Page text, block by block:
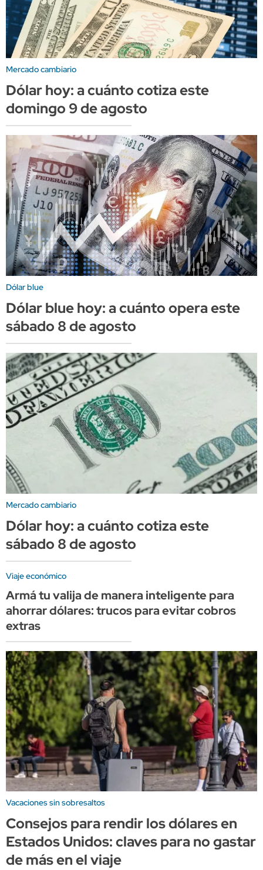
Mercado cambiario
Dólar hoy: a cuánto cotiza este
domingo 9 de agosto
Dólar blue
Dólar blue hoy: a cuánto opera este
sábado 8 de agosto
Mercado cambiario
Dólar hoy: a cuánto cotiza este
sábado 8 de agosto
Viaje económico
Armá tu valija de manera inteligente para
ahorrar dólares: trucos para evitar cobros
extras
Vacaciones sin sobresaltos
Consejos para rendir los dólares en
Estados Unidos: claves para no gastar
de más en el viaje